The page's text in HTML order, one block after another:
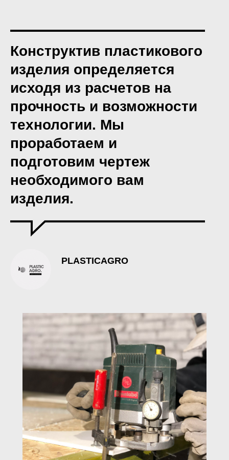
Конструктив пластикового
изделия определяется
исходя из расчетов на
прочность и возможности
технологии. Мы
проработаем и
подготовим чертеж
необходимого вам
изделия.
PLASTICAGRO